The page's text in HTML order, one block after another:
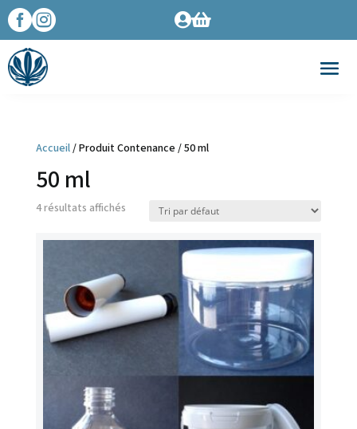
 
Accueil/ Produit Contenance / 50 ml
50 ml
4 résultats affichés